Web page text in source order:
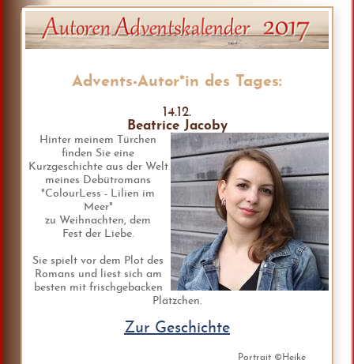
Advents-Autor*in des Tages:
14.12.
Beatrice Jacoby
Hinter meinem Türchen
finden Sie eine
Kurzgeschichte aus der Welt
meines Debütromans
"ColourLess - Lilien im
Meer"
zu Weihnachten, dem
Fest der Liebe.
Sie spielt vor dem Plot des
Romans und liest sich am
besten mit frischgebacken
Plätzchen.
Zur Geschichte
Portrait ©Heike